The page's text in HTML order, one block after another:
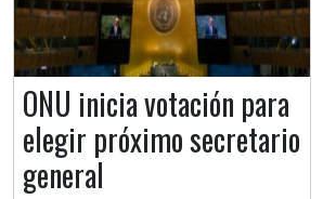
ONU inicia votación para
elegir próximo secretario
general